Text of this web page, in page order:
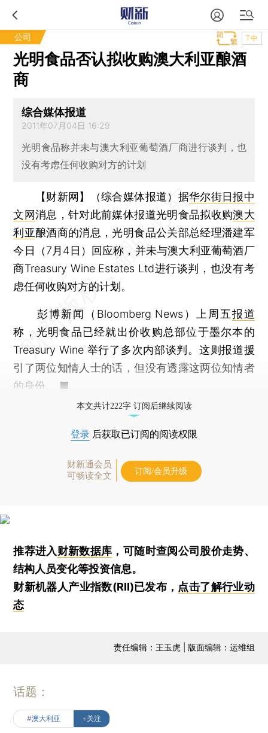
公司 T中
光明食品否认拟收购澳大利亚酿酒
商
综合媒体报道
2011年07月04日 16:29
光明食品称并未与澳大利亚葡萄酒厂商进行谈判，也
没有考虑任何收购对方的计划
【财新网】（综合媒体报道） 据华尔街日报中
文网消息，针对此前媒体报道光明食品拟收购澳大
利亚酿酒商的消息，光明食品公关部总经理潘建军
今日（7月4日）回应称，并未与澳大利亚葡萄酒厂
商Treasury Wine Estates Ltd进行谈判，也没有考
虑任何收购对方的计划。
彭博新闻（Bloomberg News）上周五报道
称，光明食品已经就出价收购总部位于墨尔本的
Treasury Wine 举行了多次内部谈判。这则报道援
引了两位知情人士的话，但没有透露这两位知情者
的身份。 ■
本文共计222字 订阅后继续阅读
登录 后获取已订阅的阅读权限
财新通会员
可畅读全文
订阅/会员升级
推荐进入财新数据库 ，可随时查阅公司股价走势、
结构人员变化等投资信息。
财新机器人产业指数(RII)已发布， 点击了解行业动
态
责任编辑：王玉虎 | 版面编辑：运维组
话题：
#澳大利亚 +关注